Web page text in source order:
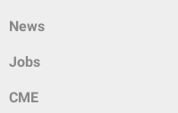
News
Jobs
CME